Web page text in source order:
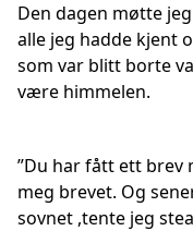
Den dagen møtte
alle jeg hadde kjent
som var blitt borte
være himmelen.
”Du har fått ett brev
meg brevet. Og
sovnet ,tente jeg